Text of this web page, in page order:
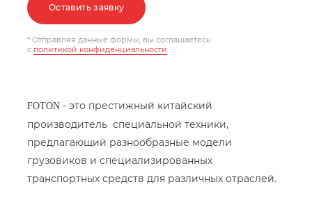
Оставить заявку
* Отправляя данные формы, вы соглашаетесь
c политикой конфиденциальности
FOTON - это престижный китайский
производитель специальной техники,
предлагающий разнообразные модели
грузовиков и специализированных
транспортных средств для различных отраслей.